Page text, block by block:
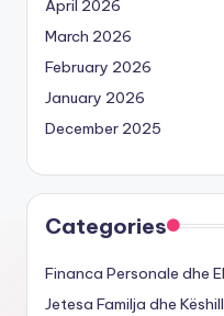
April 2026
March 2026
February 2026
January 2026
December 2025
Categories
Financa Personale dhe
Jetesa Familja dhe